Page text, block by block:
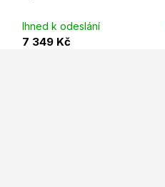
Ihned k odeslání
7 349 Kč